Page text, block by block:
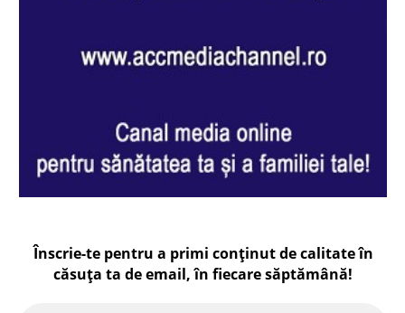
Înscrie-te pentru a primi conținut de calitate în
căsuța ta de email, în fiecaresăptămână!